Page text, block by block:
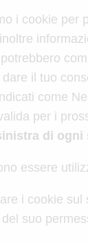
i cookie
il tuo
come
per i
di
essere
i cookie
suo